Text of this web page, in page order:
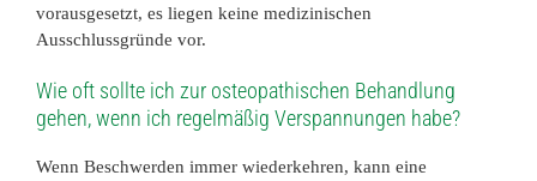
vorausgesetzt, es liegen keine medizinischen
Ausschlussgründe vor.
Wie oft sollte ich zur osteopathischen Behandlung
gehen, wenn ich regelmäßig Verspannungen habe?
Wenn Beschwerden immer wiederkehren, kann eine